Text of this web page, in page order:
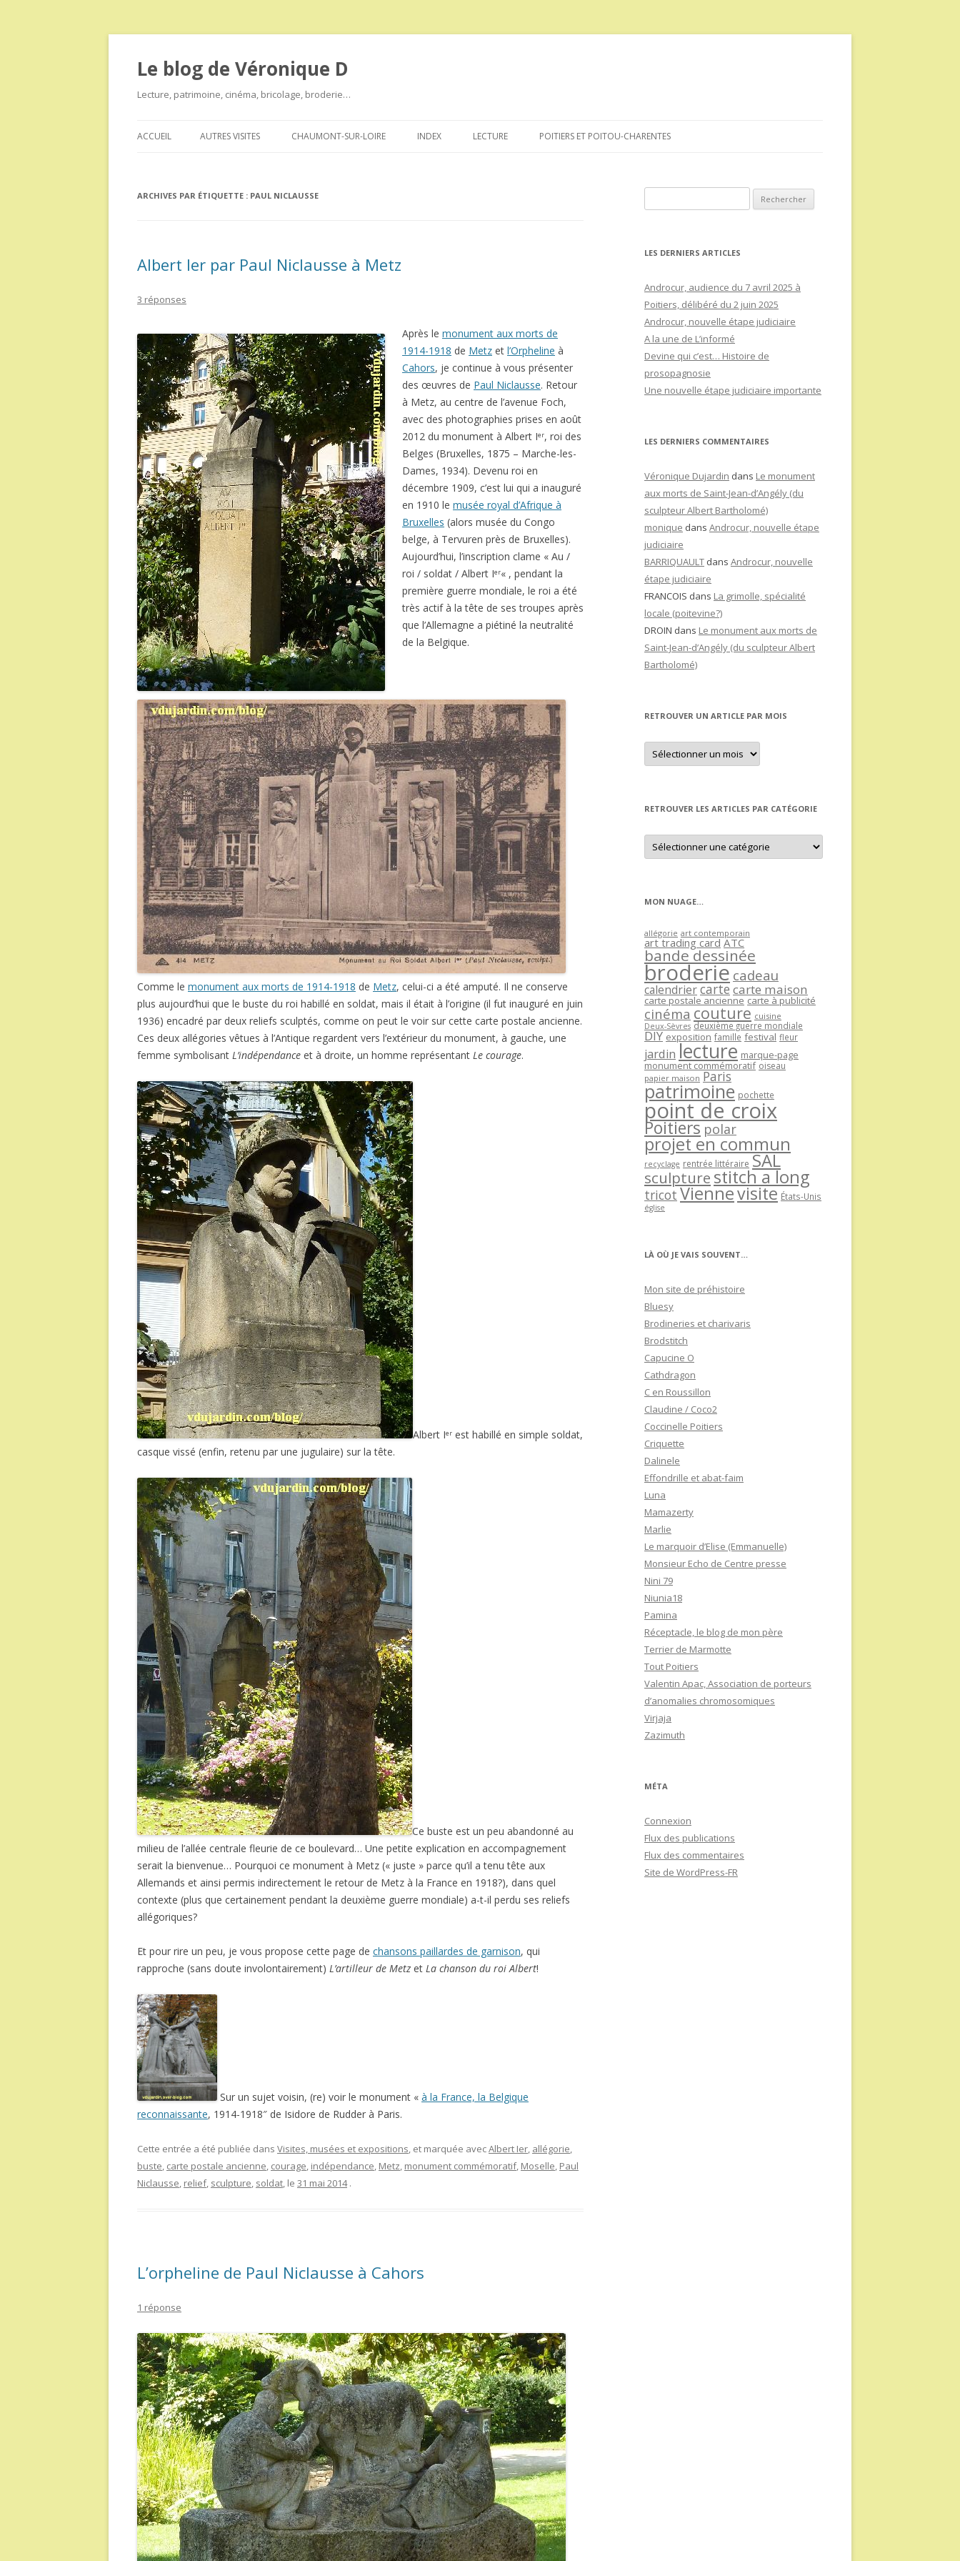
Le blog de Véronique D
Lecture, patrimoine, cinéma, bricolage, broderie…
au
ACCUEIL AUTRES VISITES CHAUMONT-SUR-LOIRE INDEX LECTURE POITIERS ET POITOU-CHARENTES
ARCHIVES PAR ÉTIQUETTE : PAUL NICLAUSSE
Albert Ier par Paul Niclausse à Metz
3 réponses
Après le monument aux morts de
1914-1918 de Metz et l’Orpheline à
Cahors, je continue à vous présenter
des œuvres de Paul Niclausse. Retour
à Metz, au centre de l’avenue Foch,
avec des photographies prises en août
2012 du monument à Albert Ier, roi des
Belges (Bruxelles, 1875 – Marche-les-
Dames, 1934). Devenu roi en
décembre 1909, c’est lui qui a inauguré
en 1910 le musée royal d’Afrique à
Bruxelles (alors musée du Congo
belge, à Tervuren près de Bruxelles).
Aujourd’hui, l’inscription clame « Au /
roi / soldat / Albert Ier« , pendant la
première guerre mondiale, le roi a été
très actif à la tête de ses troupes après
que l’Allemagne a piétiné la neutralité
de la Belgique.
Comme le monument aux morts de 1914-1918 de Metz, celui-ci a été amputé. Il ne conserve
plus aujourd’hui que le buste du roi habillé en soldat, mais il était à l’origine (il fut inauguré en juin
1936) encadré par deux reliefs sculptés, comme on peut le voir sur cette carte postale ancienne.
Ces deux allégories vêtues à l’Antique regardent vers l’extérieur du monument, à gauche, une
femme symbolisant L’indépendance et à droite, un homme représentant Le courage.
Albert Ier est habillé en simple soldat,
casque vissé (enfin, retenu par une jugulaire) sur la tête.
Ce buste est un peu abandonné au
milieu de l’allée centrale fleurie de ce boulevard… Une petite explication en accompagnement
serait la bienvenue… Pourquoi ce monument à Metz (« juste » parce qu’il a tenu tête aux
Allemands et ainsi permis indirectement le retour de Metz à la France en 1918?), dans quel
contexte (plus que certainement pendant la deuxième guerre mondiale) a-t-il perdu ses reliefs
allégoriques?
Et pour rire un peu, je vous propose cette page de chansons paillardes de garnison, qui
rapproche (sans doute involontairement) L’artilleur de Metz et La chanson du roi Albert!
Sur un sujet voisin, (re) voir le monument « à la France, la Belgique
reconnaissante, 1914-1918″ de Isidore de Rudder à Paris.
Cette entrée a été publiée dans Visites, musées et expositions, et marquée avecAlbert Ier, allégorie,
buste, carte postale ancienne, courage, indépendance, Metz, monument commémoratif, Moselle, Paul
Niclausse, relief, sculpture, soldat, le 31 mai 2014 .
L’orpheline de Paul Niclausse à Cahors
1 réponse
LES DERNIERS ARTICLES
Androcur, audience du 7 avril 2025 à
Poitiers, délibéré du 2 juin 2025
Androcur, nouvelle étape judiciaire
A la une de L’informé
Devine qui c’est… Histoire de
prosopagnosie
Une nouvelle étape judiciaire importante
LES DERNIERS COMMENTAIRES
Véronique Dujardin dans Le monument
aux morts de Saint-Jean-d’Angély (du
sculpteur Albert Bartholomé)
monique dans Androcur, nouvelle étape
judiciaire
BARRIQUAULT dans Androcur, nouvelle
étape judiciaire
FRANCOIS dans La grimolle, spécialité
locale (poitevine?)
DROIN dans Le monument aux morts de
Saint-Jean-d’Angély (du sculpteur Albert
Bartholomé)
RETROUVER UN ARTICLE PAR MOIS
Retrouver
un
article
RETROUVER LES ARTICLES PAR CATÉGORIE
Retrouver
les
articles
MON NUAGE…
allégorie art contemporain
art trading card ATC
bande dessinée
broderie cadeau
calendriercartecarte maison
carte postale ancienne carte à publicité
cinéma couture cuisine
Deux-Sèvres deuxième guerre mondiale
DIY exposition famille festival fleur
jardin lecture marque-page
monument commémoratif oiseau
papier maison Paris
patrimoine pochette
point de croix
Poitiers polar
projet en commun
recyclage rentrée littéraire SAL
sculpture stitch a long
tricot Viennevisite États-Unis
église
LÀ OÙ JE VAIS SOUVENT…
Mon site de préhistoire
Bluesy
Brodineries et charivaris
Brodstitch
Capucine O
Cathdragon
C en Roussillon
Claudine / Coco2
Coccinelle Poitiers
Criquette
Dalinele
Effondrille et abat-faim
Luna
Mamazerty
Marlie
Le marquoir d’Elise (Emmanuelle)
Monsieur Echo de Centre presse
Nini 79
Niunia18
Pamina
Réceptacle, le blog de mon père
Terrier de Marmotte
Tout Poitiers
Valentin Apac, Association de porteurs
d’anomalies chromosomiques
Virjaja
Zazimuth
MÉTA
Connexion
Flux des publications
Flux des commentaires
Site de WordPress-FR